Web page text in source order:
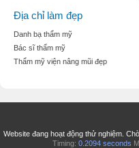
Địa chỉ làm đẹp
Danh bạ thẩm mỹ
Bác sĩ thẩm mỹ
Thẩm mỹ viện nâng mũi đẹp
Website đang hoạt động thử nghiệm.
Timing: 0.2094 seconds